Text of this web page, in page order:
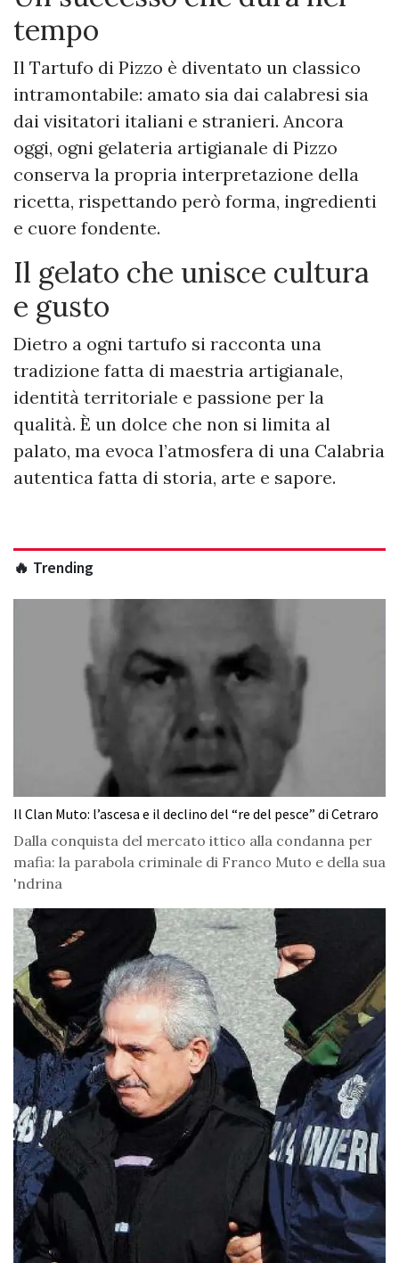
tempo
Il Tartufo di Pizzo è diventato un classico
intramontabile: amato sia dai calabresi sia
dai visitatori italiani e stranieri. Ancora
oggi, ogni gelateria artigianale di Pizzo
conserva la propria interpretazione della
ricetta, rispettando però forma, ingredienti
e cuore fondente.
Il gelato che unisce cultura
e gusto
Dietro a ogni tartufo si racconta una
tradizione fatta di maestria artigianale,
identità territoriale e passione per la
qualità. È un dolce che non si limita al
palato, ma evoca l’atmosfera di una Calabria
autentica fatta di storia, arte e sapore.
🔥 Trending
Il Clan Muto: l’ascesa e il declino del “re del pesce” di Cetraro
Dalla conquista del mercato ittico alla condanna per
mafia: la parabola criminale di Franco Muto e della sua
'ndrina